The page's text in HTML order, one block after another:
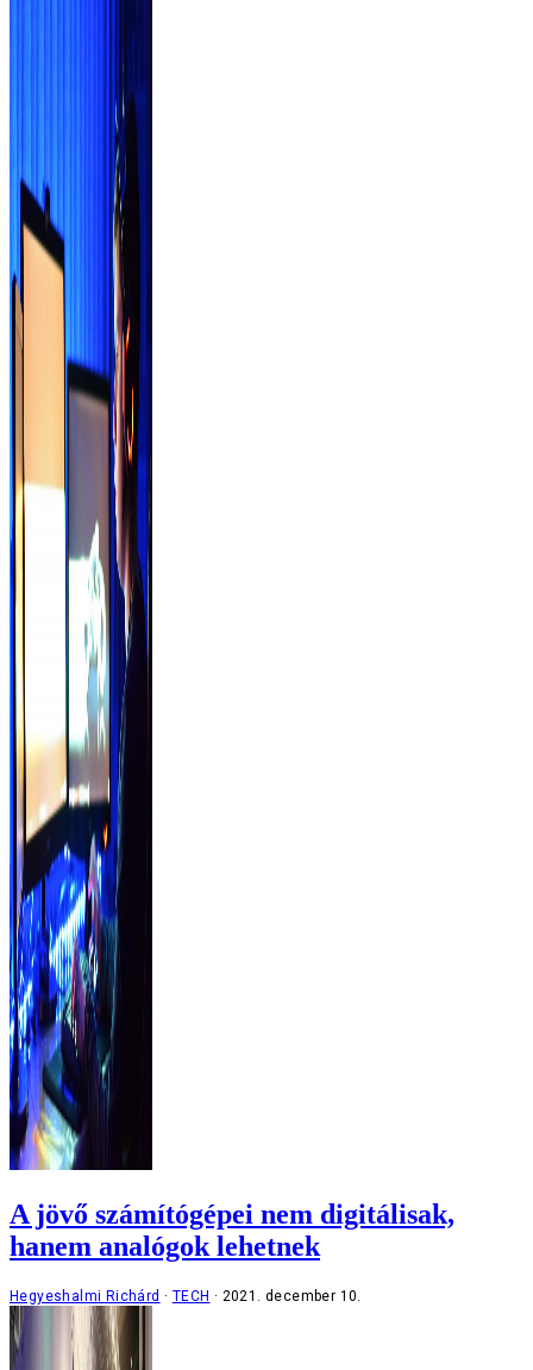
A jövő számítógépei nem digitálisak,
hanem analógok lehetnek
Hegyeshalmi Richárd TECH 2021. december 10.